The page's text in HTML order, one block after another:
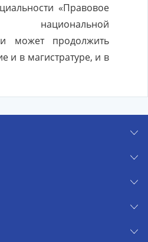
«Правовое
национальной
и может продолжить
и в магистратуре, и в